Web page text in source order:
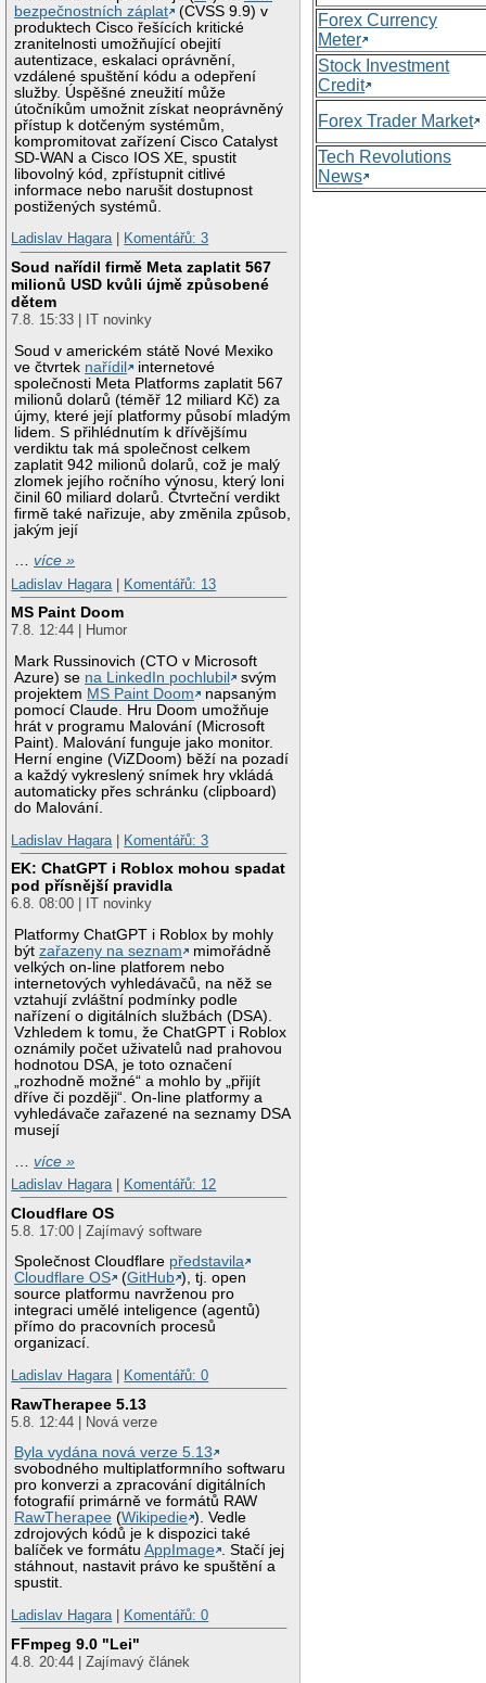
bezpečnostních záplat
(CVSS 9.9) v
produktech Cisco řešících kritické
zranitelnosti umožňující obejití
autentizace, eskalaci oprávnění,
vzdálené spuštění kódu a odepření
služby. Úspěšné zneužití může
útočníkům umožnit získat neoprávněný
přístup k dotčeným systémům,
kompromitovat zařízení Cisco Catalyst
SD-WAN a Cisco IOS XE, spustit
libovolný kód, zpřístupnit citlivé
informace nebo narušit dostupnost
postižených systémů.
Ladislav Hagara| Komentářů: 3
Soud nařídil firmě Meta zaplatit 567
milionů USD kvůli újmě způsobené
dětem
7.8. 15:33 | IT novinky
Soud v americkém státě Nové Mexiko
ve čtvrtek nařídil
internetové
společnosti Meta Platforms zaplatit 567
milionů dolarů (téměř 12 miliard Kč) za
újmy, které její platformy působí mladým
lidem. S přihlédnutím k dřívějšímu
verdiktu tak má společnost celkem
zaplatit 942 milionů dolarů, což je malý
zlomek jejího ročního výnosu, který loni
činil 60 miliard dolarů. Čtvrteční verdikt
firmě také nařizuje, aby změnila způsob,
jakým její
…více »
Ladislav Hagara
Komentářů: 13
MS Paint Doom
7.8. 12:44 | Humor
Mark Russinovich (CTO v Microsoft
Azure) se na LinkedIn pochlubil
svým
projektem MS Paint Doom
napsaným
pomocí Claude. Hru Doom umožňuje
hrát v programu Malování (Microsoft
Paint). Malování funguje jako monitor.
Herní engine (ViZDoom) běží na pozadí
a každý vykreslený snímek hry vkládá
automaticky přes schránku (clipboard)
do Malování.
Ladislav Hagara | Komentářů: 3
EK: ChatGPT i Roblox mohou spadat
pod přísnější pravidla
6.8. 08:00 | IT novinky
Platformy ChatGPT i Roblox by mohly
býtzařazeny na seznam
mimořádně
velkých on-line platforem nebo
internetových vyhledávačů, na něž se
vztahují zvláštní podmínky podle
nařízení o digitálních službách (DSA).
Vzhledem k tomu, že ChatGPT i Roblox
oznámily počet uživatelů nad prahovou
hodnotou DSA, je toto označení
„rozhodně možné“ a mohlo by „přijít
dříve či později“. On-line platformy a
vyhledávače zařazené na seznamy DSA
musejí
…více »
Ladislav Hagara| Komentářů: 12
Cloudflare OS
5.8. 17:00 | Zajímavý software
Společnost Cloudflare představila
Cloudflare OS
(GitHub ), tj. open
source platformu navrženou pro
integraci umělé inteligence (agentů)
přímo do pracovních procesů
organizací.
Ladislav Hagara| Komentářů: 0
RawTherapee 5.13
5.8. 12:44 | Nová verze
Byla vydána nová verze 5.13
svobodného multiplatformního softwaru
pro konverzi a zpracování digitálních
fotografií primárně ve formátů RAW
RawTherapee (Wikipedie ). Vedle
zdrojových kódů je k dispozici také
balíček ve formátuAppImage . Stačí jej
stáhnout, nastavit právo ke spuštění a
spustit.
Ladislav Hagara| Komentářů: 0
FFmpeg 9.0 "Lei"
4.8. 20:44 | Zajímavý článek
Forex Currency
Meter
Stock Investment
Credit
Forex Trader Market
Tech Revolutions
News